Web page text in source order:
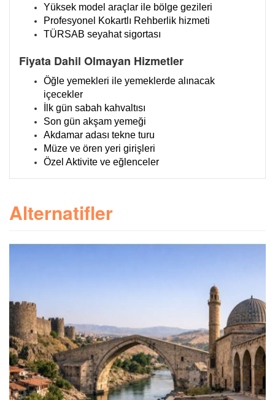
Yüksek model araçlar ile bölge gezileri
Profesyonel Kokartlı Rehberlik hizmeti
TÜRSAB seyahat sigortası
Fiyata Dahil Olmayan Hizmetler
Öğle yemekleri ile yemeklerde alınacak
içecekler
İlk gün sabah kahvaltısı
Son gün akşam yemeği
Akdamar adası tekne turu
Müze ve ören yeri girişleri
Özel Aktivite ve eğlenceler
Alternatifler